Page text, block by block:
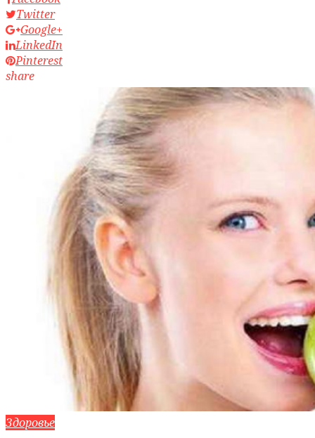
Twitter
Google+
LinkedIn
Pinterest
share
Здоровье